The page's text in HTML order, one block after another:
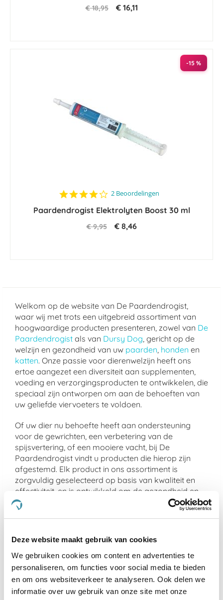
Deze website maakt gebruik van cookies
We gebruiken cookies om content en advertenties te
personaliseren, om functies voor social media te bieden
en om ons websiteverkeer te analyseren. Ook delen we
informatie over uw gebruik van onze site met onze
€ 18,95 € 16,11
-15 %
4.0
rating
2 Beoordelingen
Paardendrogist Elektrolyten Boost 30 ml
€ 9,95 € 8,46
Welkom op de website van De Paardendrogist,
waar wij met trots een uitgebreid assortiment van
hoogwaardige producten presenteren, zowel van De
Paardendrogist als van Dursy Dog, gericht op de
welzijn en gezondheid van uw paarden, honden en
katten. Onze passie voor dierenwelzijn heeft ons
ertoe aangezet een diversiteit aan supplementen,
voeding en verzorgingsproducten te ontwikkelen, die
speciaal zijn ontworpen om aan de behoeften van
uw geliefde viervoeters te voldoen.
Of uw dier nu behoefte heeft aan ondersteuning
voor de gewrichten, een verbetering van de
spijsvertering, of een mooiere vacht, bij De
Paardendrogist vindt u producten die hierop zijn
afgestemd. Elk product in ons assortiment is
zorgvuldig geselecteerd op basis van kwaliteit en
effectiviteit, en is ontwikkeld om de gezondheid en
het geluk van uw huisdier te optimaliseren.
aanbieden veilig, effectief en makkelijk in gebruik.
Van supplementen die de gemoedsrust bieden aan
nerveuze paardentot producten die de gezondheid
vangewrichten ondersteunen bij oudere hondenen
katten, ons doel is om een merkbare verbetering in